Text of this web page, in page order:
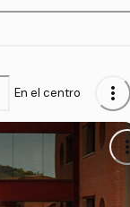
En el centro more_vert
more_vert